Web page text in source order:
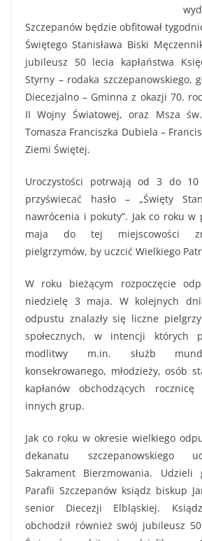
Szczepanów będzie obfitował
Świętego Stanisława Biski
jubileusz 50 lecia kapłaństwa
Styrny – rodaka szczepanowskiego,
Diecezjalno – Gminna z okazji 70.
II Wojny Światowej, oraz Msza
Tomasza Franciszka Dubiela –
Ziemi Świętej.
Uroczystości potrwają od 3 do
przyświecać hasło – „Święty
nawrócenia i pokuty”. Jak co roku w
maja do tej miejscowości
pielgrzymów, by uczcić Wielkiego
W roku bieżącym rozpoczęcie
niedzielę 3 maja. W kolejnych
odpustu znalazły się liczne
społecznych, w intencji których
modlitwy m.in. służb
konsekrowanego, młodzieży, osób
kapłanów obchodzących
innych grup.
Jak co roku w okresie wielkiego
dekanatu szczepanowskiego
Sakrament Bierzmowania. Udzieli
Parafii Szczepanów ksiądz biskup
senior Diecezji Elbląskiej.
obchodził również swój jubileusz